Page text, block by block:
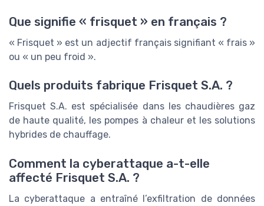
Que signifie « frisquet » en français ?
« Frisquet » est un adjectif français signifiant « frais »
ou « un peu froid ».
Quels produits fabrique Frisquet S.A. ?
Frisquet S.A. est spécialisée dans les chaudières gaz
de haute qualité, les pompes à chaleur et les solutions
hybrides de chauffage.
Comment la cyberattaque a-t-elle
affecté Frisquet S.A. ?
La cyberattaque a entraîné l’exfiltration de données